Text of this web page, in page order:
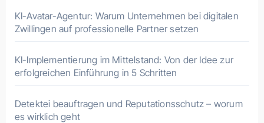
KI-Avatar-Agentur: Warum Unternehmen bei digitalen
Zwillingen auf professionelle Partner setzen
KI-Implementierung im Mittelstand: Von der Idee zur
erfolgreichen Einführung in 5 Schritten
Detektei beauftragen und Reputationsschutz – worum
es wirklich geht